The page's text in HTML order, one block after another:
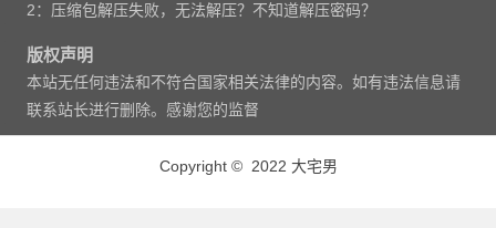
2：压缩包解压失败，无法解压？不知道解压密码？
版权声明
本站无任何违法和不符合国家相关法律的内容。如有违法信息请
联系站长进行删除。感谢您的监督
Copyright © 2022 大宅男